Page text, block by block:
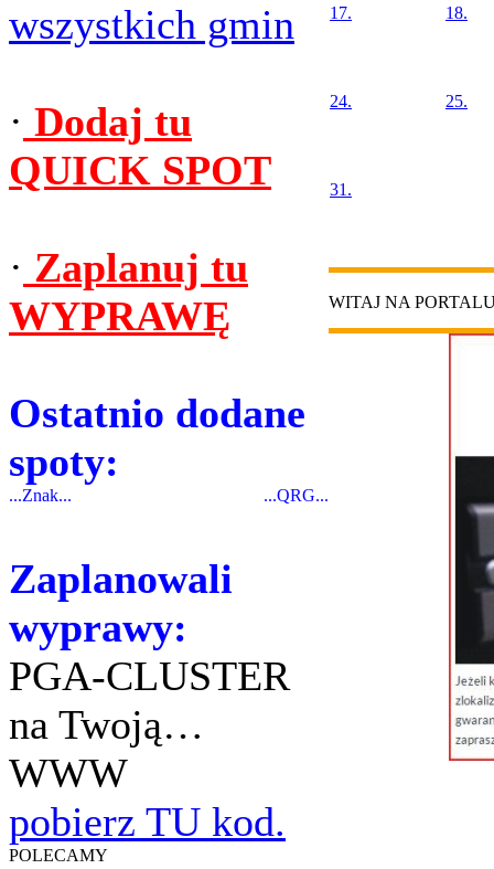
wszystkich gmin
· Dodaj tu
QUICK SPOT
· Zaplanuj tu
WYPRAWĘ
Ostatnio dodane
spoty:
...Znak... ...QRG...
Zaplanowali
wyprawy:
PGA-CLUSTER
na Twoją…
WWW
pobierz TU kod.
POLECAMY
17. 18.
24. 25.
31.
WITAJ NA